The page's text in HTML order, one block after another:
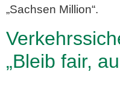
„Sachsen Million“.
„Bleib fair,